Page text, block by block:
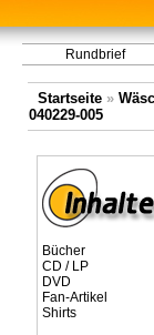
Rundbrief
Startseite»
040229-005
Bücher
CD / LP
DVD
Fan-Artikel
Shirts